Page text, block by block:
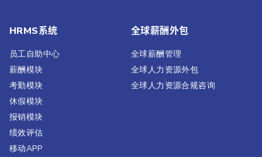
HRMS系统
员工自助中心
薪酬模块
考勤模块
休假模块
报销模块
绩效评估​
移动APP
全球薪酬外包
全球薪酬管理
全球人力资源外包
全球人力资源合规咨询